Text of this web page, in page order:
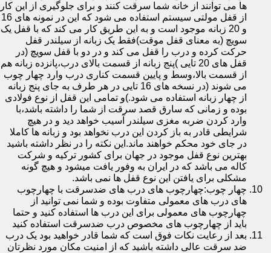
ها می توانند از خانه شما سرقت کنند و برای جلوگیری از این کار
از قفل مولتی سیستم استفاده می شود که این در نمونه های 16
و 20 زبانه موجود است و به این طریق کار می کند که با قفل یک
سویچ (به معنای قفل موقت)فقط یک زبانه از سیلندر قفل
حرکت کرده و درب را قفل می کند و در دو با قفل سویچ (در
قفل های 20 تایی )پنج زبانه از قسمت بالای درب،پانزده زبانه هم
از قسمت بالا،وسط و پایین قسمت کناری درب وارد چهار چوب
می شوند (در نسخه های 16 تایی در هر طرف به جای پنج زبانه
از چهار زبانه استفاده می شود.)و تمامی این قفل از نوع فولادی
بوده و زمانی که سارق قصد سرقت از شما را داشته باشد،با
وارد کردن ضربه مغزی سیلندر آسیب خواهد دید و در هیچ
شرایطی قادر به باز کردن این درب نخواهد بود و زبانه ها کاملا
در جای خود محکم خواهند ماند.این نکته را در نظر داشته باشید
بهترین نوع قفل موجود در جهان برای کشور ترکیه و شرکت
کاله می باشد که در ایران به وفور یافت میشود و هیچ گونه
مشکلی برای یافتن این نوع قفل ها نمی باشد.
چهار چوب:چهارچوب های درب های ضدسرقت با چهارچوب
های درب های معمولی متفاوت بوده و شما نمی توانید از
چهارچوب های معمولی برای این درب ها استفاده کنید و حتما
باید از چهارچوب های مخصوص درب ضدسرقت استفاده کنید
بعد از رعایت نکات فوق است که شما قادر خواهید بود یک درب
ضد سرقت عالی داشته باشید که از امنیت مکان مورد نظرتان